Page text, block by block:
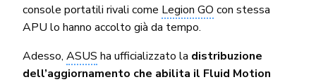
console portatili rivali come Legion GO con stessa
APU lo hanno accolto già da tempo.
Adesso, ASUS ha ufficializzato la distribuzione
dell’aggiornamento che abilita il Fluid Motion